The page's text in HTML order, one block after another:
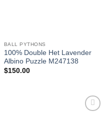
BALL PYTHONS
100% Double Het Lavender
Albino Puzzle M247138
$150.00